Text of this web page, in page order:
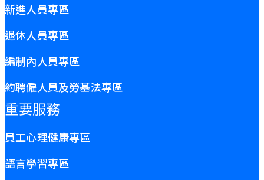
新進人員專區
退休人員專區
編制內人員專區
約聘僱人員及勞基法專區
重要服務
員工心理健康專區
語言學習專區